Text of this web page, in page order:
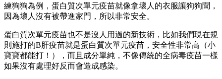
練狗狗為例，蛋白質次單元疫苗就像拿壞人的衣服讓狗狗聞，
因為壞人沒有被帶進家門，所以非常安全。
蛋白質次單元疫苗也不是沒人用過的新技術，比如我們現在規
則施打的B肝疫苗就是蛋白質次單元疫苗，安全性非常高（小
寶寶都能打！），而且成分單純，不像傳統的全病毒疫苗一樣
如果沒有處理好反而會造成感染。